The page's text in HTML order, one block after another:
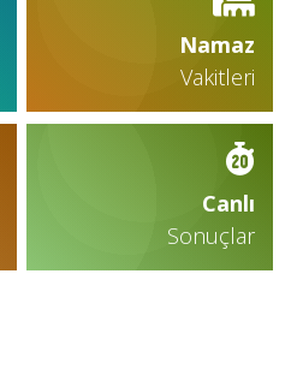
Namaz
Vakitleri
Canlı
Sonuçlar